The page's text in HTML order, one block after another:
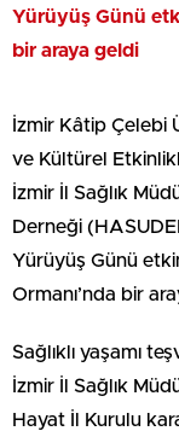
Yürüyüş Günü
bir araya geldi
İzmir Kâtip Çelebi
ve Kültürel
İzmir İl Sağlık
Derneği
Yürüyüş Günü
Ormanı’nda bir
Sağlıklı yaşamı
İzmir İl Sağlık
Hayat İl Kurulu